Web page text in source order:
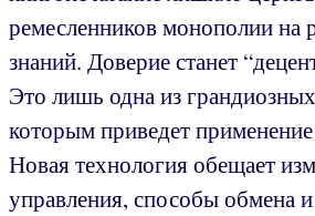
ремесленников монополии на
знаний. Доверие станет
Это лишь одна из
которым приведет
Новая технология обещает
управления, способы обмена